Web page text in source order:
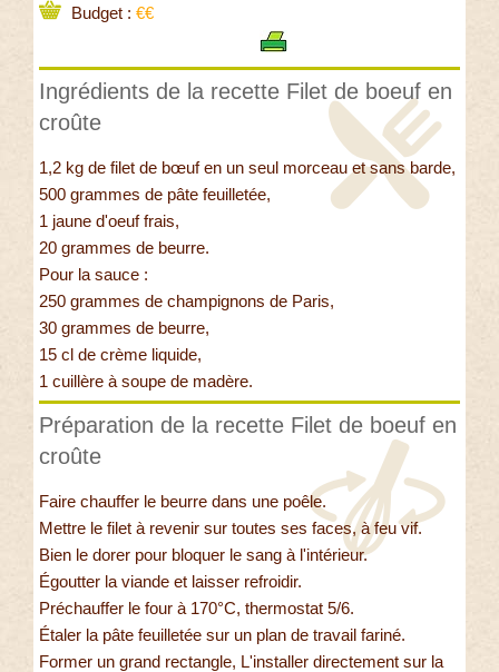
Budget : €€
Ingrédients de la recette Filet de boeuf en
croûte
1,2 kg de filet de bœuf en un seul morceau et sans barde,
500 grammes de pâte feuilletée,
1 jaune d'oeuf frais,
20 grammes de beurre.
Pour la sauce :
250 grammes de champignons de Paris,
30 grammes de beurre,
15 cl de crème liquide,
1 cuillère à soupe de madère.
Préparation de la recette Filet de boeuf en
croûte
Faire chauffer le beurre dans une poêle.
Mettre le filet à revenir sur toutes ses faces, à feu vif.
Bien le dorer pour bloquer le sang à l'intérieur.
Égoutter la viande et laisser refroidir.
Préchauffer le four à 170°C, thermostat 5/6.
Étaler la pâte feuilletée sur un plan de travail fariné.
Former un grand rectangle, L'installer directement sur la